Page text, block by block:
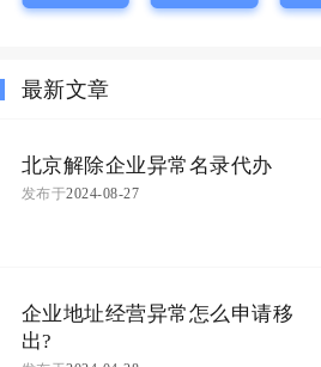
最新文章
北京解除企业异常名录代办
发布于2024-08-27
企业地址经营异常怎么申请移
出?